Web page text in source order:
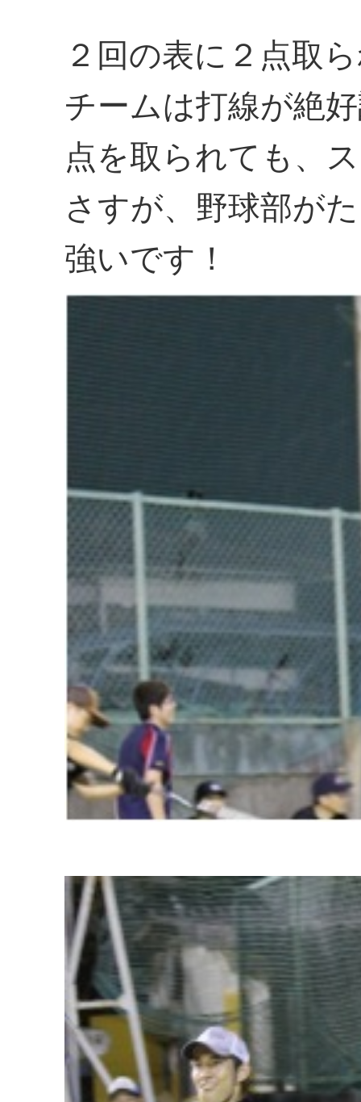
２回の表に２点取
チームは打線が絶
点を取られても、
さすが、野球部が
強いです！